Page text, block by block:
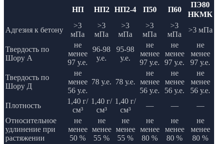
НП
НП2 НП2-4 П50 П60
ПЭ80
НКМК
Адгезия к бетону
>3
мПа
>3
мПа
>3
мПа
>3
мПа
>3
мПа
>3 мПа
Твердость по
Шору А
не
менее
97 у.е.
96-98
у.е.
95-98
у.е.
не
менее
97 у.е.
не
менее
97 у.е.
не
менее
97 у.е.
Твердость по
Шору Д
не
менее
56 у.е.
78 у.е. 78 у.е.
не
менее
56 у.е.
не
менее
56 у.е.
не
менее
56 у.е.
Плотность
1,40 г/
см³
1,40 г/
см³
1,40 г/
см³
— —
—
Относительное
удлинение при
растяжении
не
менее
50 %
не
менее
55 %
не
менее
55 %
не
менее
80 %
не
менее
80 %
не
менее
80 %